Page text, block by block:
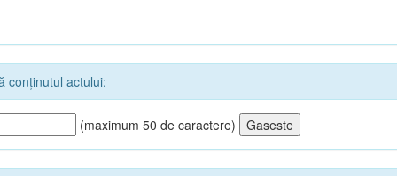
conținutul actului:
(maximum 50 de caractere)